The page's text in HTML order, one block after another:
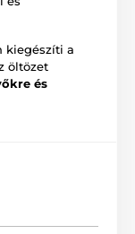
kiegészíti a
öltözet
és